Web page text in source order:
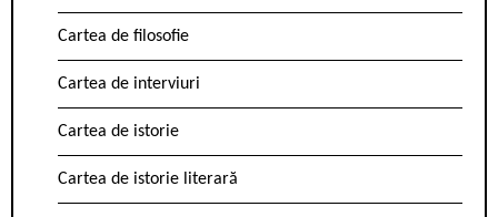
Cartea de filosofie
Cartea de interviuri
Cartea de istorie
Cartea de istorie literară